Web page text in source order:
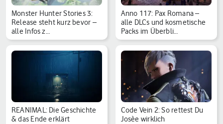
Monster Hunter Stories 3:
Release steht kurz bevor –
alle Infos z…
Anno 117: Pax Romana –
alle DLCs und kosmetische
Packs im Überbli…
REANIMAL: Die Geschichte
& das Ende erklärt
Code Vein 2: So rettest Du
Josèe wirklich